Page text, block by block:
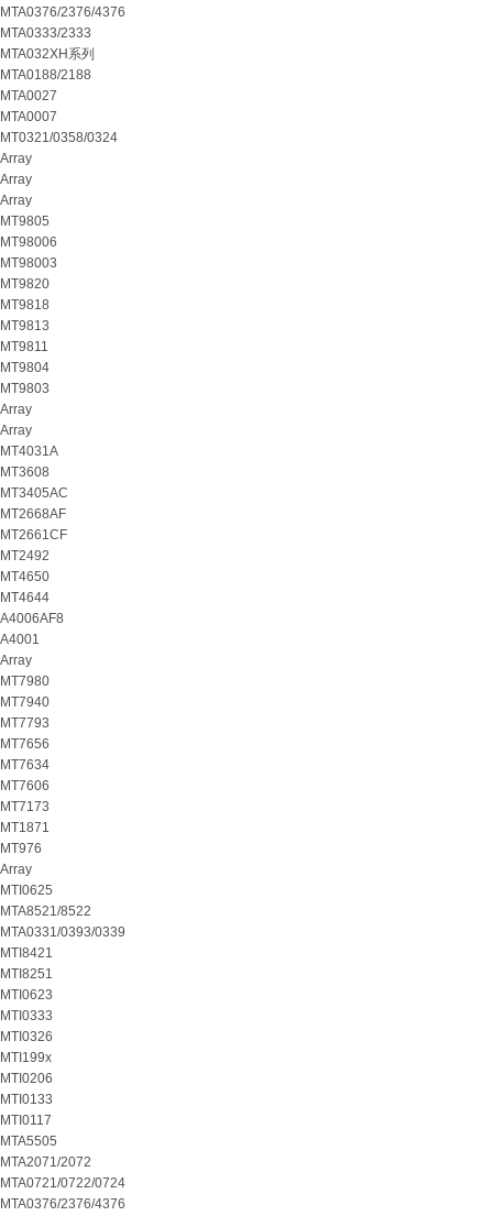
MTA0376/2376/4376
MTA0333/2333
MTA032XH系列
MTA0188/2188
MTA0027
MTA0007
MT0321/0358/0324
Array
Array
Array
MT9805
MT98006
MT98003
MT9820
MT9818
MT9813
MT9811
MT9804
MT9803
Array
Array
MT4031A
MT3608
MT3405AC
MT2668AF
MT2661CF
MT2492
MT4650
MT4644
A4006AF8
A4001
Array
MT7980
MT7940
MT7793
MT7656
MT7634
MT7606
MT7173
MT1871
MT976
Array
MTI0625
MTA8521/8522
MTA0331/0393/0339
MTI8421
MTI8251
MTI0623
MTI0333
MTI0326
MTI199x
MTI0206
MTI0133
MTI0117
MTA5505
MTA2071/2072
MTA0721/0722/0724
MTA0376/2376/4376